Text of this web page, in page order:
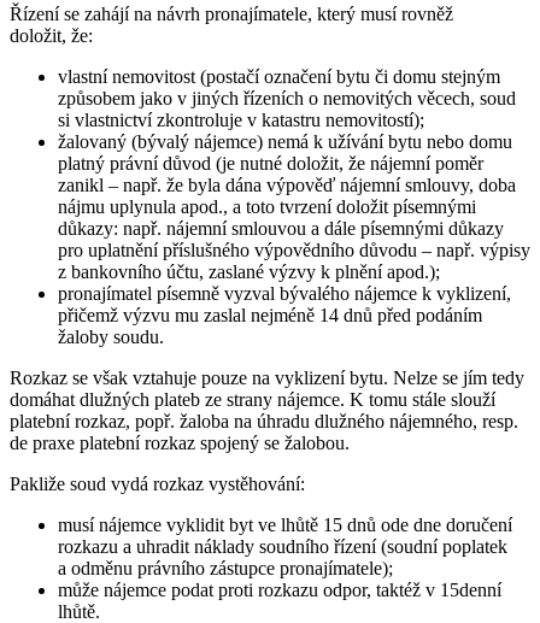
Řízení se zahájí na návrh pronajímatele, který musí rovněž
doložit, že:
vlastní nemovitost (postačí označení bytu či domu stejným
způsobem jako v jiných řízeních o nemovitých věcech, soud
si vlastnictví zkontroluje v katastru nemovitostí);
žalovaný (bývalý nájemce) nemá k užívání bytu nebo domu
platný právní důvod (je nutné doložit, že nájemní poměr
zanikl – např. že byla dána výpověď nájemní smlouvy, doba
nájmu uplynula apod., a toto tvrzení doložit písemnými
důkazy: např. nájemní smlouvou a dále písemnými důkazy
pro uplatnění příslušného výpovědního důvodu – např. výpisy
z bankovního účtu, zaslané výzvy k plnění apod.);
pronajímatel písemně vyzval bývalého nájemce k vyklizení,
přičemž výzvu mu zaslal nejméně 14 dnů před podáním
žaloby soudu.
Rozkaz se však vztahuje pouze na vyklizení bytu. Nelze se jím tedy
domáhat dlužných plateb ze strany nájemce. K tomu stále slouží
platební rozkaz, popř. žaloba na úhradu dlužného nájemného, resp.
de praxe platební rozkaz spojený se žalobou.
Pakliže soud vydá rozkaz vystěhování:
musí nájemce vyklidit byt ve lhůtě 15 dnů ode dne doručení
rozkazu a uhradit náklady soudního řízení (soudní poplatek
a odměnu právního zástupce pronajímatele);
může nájemce podat proti rozkazu odpor, taktéž v 15denní
lhůtě.